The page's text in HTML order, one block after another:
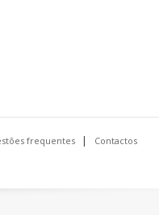
frequentes Contactos